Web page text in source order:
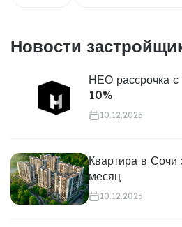
Новости
НЕО рассрочка
10%
10.12.2025
Квартира в
месяц
10.12.2025